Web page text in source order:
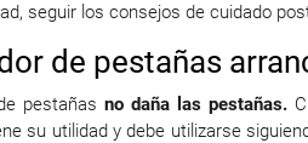
seguir los consejos de cuidado
de pestañas
pestañasno daña las pestañas.
su utilidad y debe utilizarse